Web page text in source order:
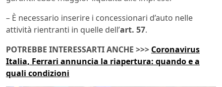
– È necessario inserire i concessionari d’auto nelle
attività rientranti in quelle dell’art. 57.
POTREBBE INTERESSARTI ANCHE >>> Coronavirus
Italia, Ferrari annuncia la riapertura: quando e a
quali condizioni